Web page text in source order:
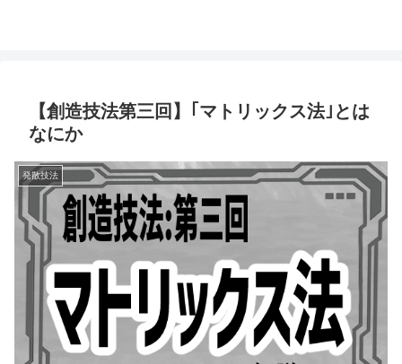
【創造技法第三回】｢マトリックス法｣とは
なにか
発散技法